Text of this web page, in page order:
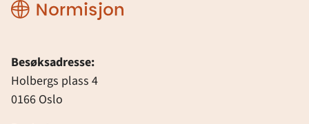
Normisjon
Besøksadresse:
Holbergs plass 4
0166 Oslo